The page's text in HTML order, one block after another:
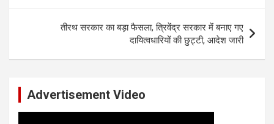
तीरथ सरकार का बड़ा फैसला, त्रिवेंद्र सरकार में बनाए गए
दायित्वधारियों की छुट्टी, आदेश जारी
Advertisement Video